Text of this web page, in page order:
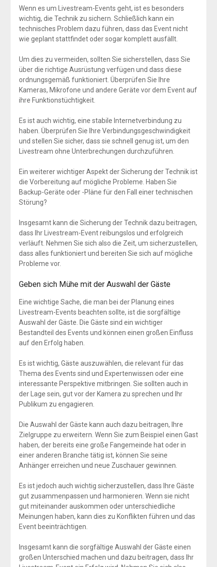
Wenn es um Livestream-Events geht, ist es besonders
wichtig, die Technik zu sichern. Schließlich kann ein
technisches Problem dazu führen, dass das Event nicht
wie geplant stattfindet oder sogar komplett ausfällt.
Um dies zu vermeiden, sollten Sie sicherstellen, dass Sie
über die richtige Ausrüstung verfügen und dass diese
ordnungsgemäß funktioniert. Überprüfen Sie Ihre
Kameras, Mikrofone und andere Geräte vor dem Event auf
ihre Funktionstüchtigkeit.
Es ist auch wichtig, eine stabile Internetverbindung zu
haben. Überprüfen Sie Ihre Verbindungsgeschwindigkeit
und stellen Sie sicher, dass sie schnell genug ist, um den
Livestream ohne Unterbrechungen durchzuführen.
Ein weiterer wichtiger Aspekt der Sicherung der Technik ist
die Vorbereitung auf mögliche Probleme. Haben Sie
Backup-Geräte oder -Pläne für den Fall einer technischen
Störung?
Insgesamt kann die Sicherung der Technik dazu beitragen,
dass Ihr Livestream-Event reibungslos und erfolgreich
verläuft. Nehmen Sie sich also die Zeit, um sicherzustellen,
dass alles funktioniert und bereiten Sie sich auf mögliche
Probleme vor.
Geben sich Mühe mit der Auswahl der Gäste
Eine wichtige Sache, die man bei der Planung eines
Livestream-Events beachten sollte, ist die sorgfältige
Auswahl der Gäste. Die Gäste sind ein wichtiger
Bestandteil des Events und können einen großen Einfluss
auf den Erfolg haben.
Es ist wichtig, Gäste auszuwählen, die relevant für das
Thema des Events sind und Expertenwissen oder eine
interessante Perspektive mitbringen. Sie sollten auch in
der Lage sein, gut vor der Kamera zu sprechen und Ihr
Publikum zu engagieren.
Die Auswahl der Gäste kann auch dazu beitragen, Ihre
Zielgruppe zu erweitern. Wenn Sie zum Beispiel einen Gast
haben, der bereits eine große Fangemeinde hat oder in
einer anderen Branche tätig ist, können Sie seine
Anhänger erreichen und neue Zuschauer gewinnen.
Es ist jedoch auch wichtig sicherzustellen, dass Ihre Gäste
gut zusammenpassen und harmonieren. Wenn sie nicht
gut miteinander auskommen oder unterschiedliche
Meinungen haben, kann dies zu Konflikten führen und das
Event beeinträchtigen.
Insgesamt kann die sorgfältige Auswahl der Gäste einen
großen Unterschied machen und dazu beitragen, dass Ihr